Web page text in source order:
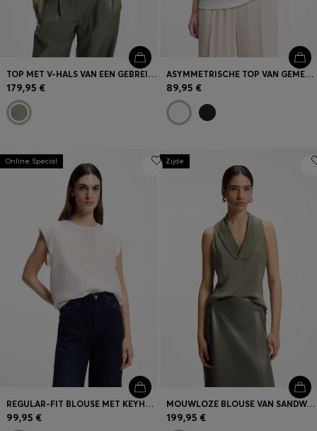
TOP MET V-HALS VAN EEN GEBREIDE ALPACAMIX
179,95 €
ASYMMETRISCHE TOP VAN GEMERCERISEERDE KATOEN MET WATERVALHALS
89,95 €
Online Special
REGULAR-FIT BLOUSE MET KEYHOLE-SLUITING AAN DE ACHTERKANT
99,95 €
Zijde
MOUWLOZE BLOUSE VAN SANDWASHED ZIJDE MET V-HALSLIJN
199,95 €